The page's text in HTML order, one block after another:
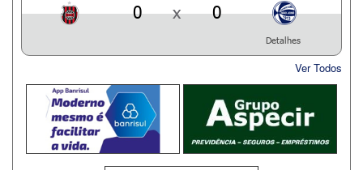
0 x 0
Detalhes
Ver Todos